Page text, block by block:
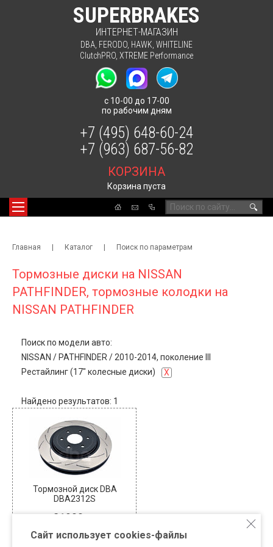
SUPERBRAKES
ИНТЕРНЕТ-МАГАЗИН
DBA FERODO HAWK WHITELINE
ClutchPRO XTREME Performance
с 10-00 до 17-00
по рабочим дням
🔍
КОРЗИНА
Корзина пуста
+7 (495) 648-60-24
+7 (963) 687-56-82
Главная | Каталог | Поиск по параметрам
Тормозные диски на NISSAN
PATHFINDER, тормозные колодки на
NISSAN PATHFINDER
Поиск по модели авто:
NISSAN / PATHFINDER / 2010-2014, поколение III
Рестайлинг (17" колесные диски)
X
Найдено результатов: 1
Тормозной диск DBA
DBA2312S
21900
В наличии: 0
Сайт использует cookies-файлы